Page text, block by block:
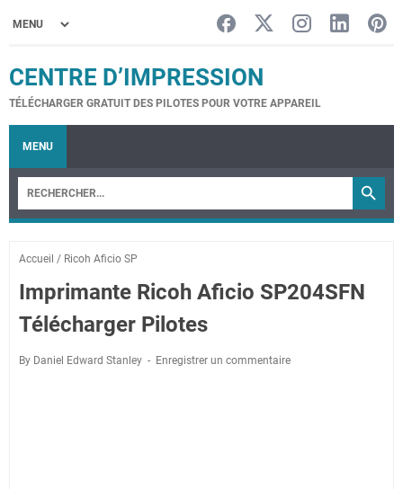
CENTRE D’IMPRESSION
TÉLÉCHARGER GRATUIT DES PILOTES POUR VOTRE APPAREIL
MENU
Accueil / Ricoh Aficio SP
Imprimante Ricoh Aficio SP204SFN
Télécharger Pilotes
By Daniel Edward Stanley Enregistrer un commentaire